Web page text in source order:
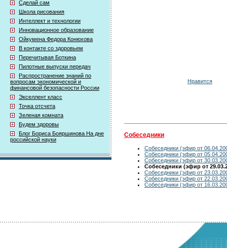
Сделай сам
Школа рисования
Интеллект и технологии
Инновационное образование
Ойкумена Федора Конюхова
В контакте со здоровьем
Перечитывая Боткина
Пилотные выпуски передач
Распространение знаний по
вопросам экономической и
финансовой безопасности России
Экселлент класс
Точка отсчета
Зеленая комната
Будем здоровы
Блог Бориса Бояршинова На дне
российской науки
Нравится
Собеседники
Собеседники (эфир от
Собеседники (эфир от
Собеседники (эфир от
Собеседники (эфир от
Собеседники (эфир от
Собеседники (эфир от
Собеседники (эфир от